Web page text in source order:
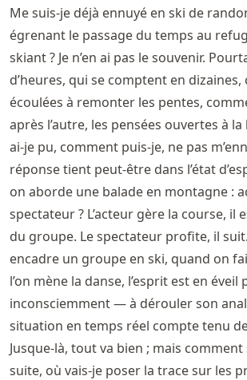
Me suis-je déjà ennuyé en ski de
égrenant le passage du temps au
skiant ? Je n’en ai pas le souvenir.
d’heures, qui se comptent en dizaines,
écoulées à remonter les pentes,
après l’autre, les pensées ouvertes à
ai-je pu, comment puis-je, ne pas
réponse tient peut-être dans l’état
on aborde une balade en montagne :
spectateur ? L’acteur gère la course, il
du groupe. Le spectateur profite, il
encadre un groupe en ski, quand on
l’on mène la danse, l’esprit est en
inconsciemment — à dérouler son
situation en temps réel compte tenu
Jusque-là, tout va bien ; mais
suite, où vais-je poser la trace sur les